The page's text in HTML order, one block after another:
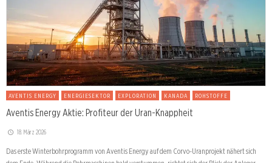
AVENTIS ENERGY ENERGIESEKTOR EXPLORATION KANADA ROHSTOFFE
Aventis Energy Aktie: Profiteur der Uran-Knappheit
18. März 2026
Das erste Winterbohrprogramm von Aventis Energy auf dem Corvo-Uranprojekt nähert sich